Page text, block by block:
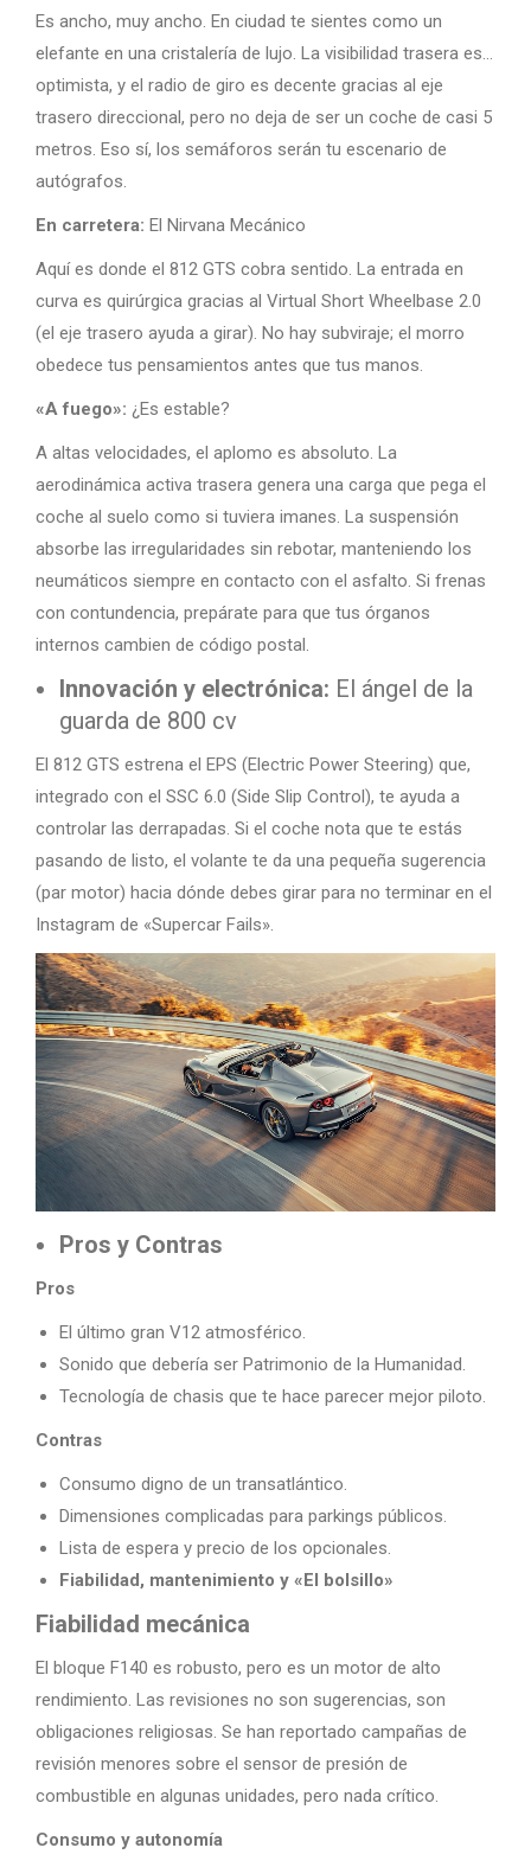
Es ancho, muy ancho. En ciudad te sientes como un
elefante en una cristalería de lujo. La visibilidad trasera es…
optimista, y el radio de giro es decente gracias al eje
trasero direccional, pero no deja de ser un coche de casi 5
metros. Eso sí, los semáforos serán tu escenario de
autógrafos.
En carretera: El Nirvana Mecánico
Aquí es donde el 812 GTS cobra sentido. La entrada en
curva es quirúrgica gracias al Virtual Short Wheelbase 2.0
(el eje trasero ayuda a girar). No hay subviraje; el morro
obedece tus pensamientos antes que tus manos.
«A fuego»: ¿Es estable?
A altas velocidades, el aplomo es absoluto. La
aerodinámica activa trasera genera una carga que pega el
coche al suelo como si tuviera imanes. La suspensión
absorbe las irregularidades sin rebotar, manteniendo los
neumáticos siempre en contacto con el asfalto. Si frenas
con contundencia, prepárate para que tus órganos
internos cambien de código postal.
Innovación y electrónica: El ángel de la
guarda de 800 cv
El 812 GTS estrena el EPS (Electric Power Steering) que,
integrado con el SSC 6.0 (Side Slip Control), te ayuda a
controlar las derrapadas. Si el coche nota que te estás
pasando de listo, el volante te da una pequeña sugerencia
(par motor) hacia dónde debes girar para no terminar en el
Instagram de «Supercar Fails».
Pros y Contras
Pros
El último gran V12 atmosférico.
Sonido que debería ser Patrimonio de la Humanidad.
Tecnología de chasis que te hace parecer mejor piloto.
Contras
Consumo digno de un transatlántico.
Dimensiones complicadas para parkings públicos.
Lista de espera y precio de los opcionales.
Fiabilidad, mantenimiento y «El bolsillo»
Fiabilidad mecánica
El bloque F140 es robusto, pero es un motor de alto
rendimiento. Las revisiones no son sugerencias, son
obligaciones religiosas. Se han reportado campañas de
revisión menores sobre el sensor de presión de
combustible en algunas unidades, pero nada crítico.
Consumo y autonomía